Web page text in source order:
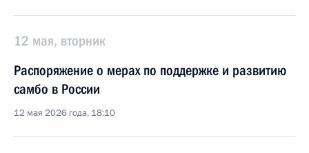
12 мая, вторник
Распоряжение о мерах по поддержке и развитию
самбо в России
12 мая 2026 года, 18:10